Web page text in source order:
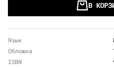
В
Язык
Обложка
ISBN